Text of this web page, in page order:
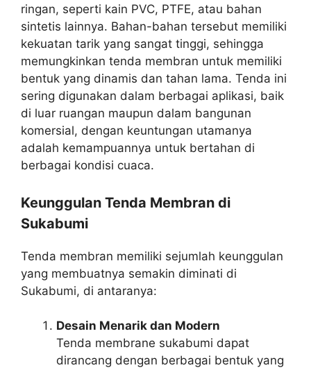
ringan, seperti kain PVC, PTFE, atau bahan
sintetis lainnya. Bahan-bahan tersebut memiliki
kekuatan tarik yang sangat tinggi, sehingga
memungkinkan tenda membran untuk memiliki
bentuk yang dinamis dan tahan lama. Tenda ini
sering digunakan dalam berbagai aplikasi, baik
di luar ruangan maupun dalam bangunan
komersial, dengan keuntungan utamanya
adalah kemampuannya untuk bertahan di
berbagai kondisi cuaca.
Keunggulan Tenda Membran di
Sukabumi
Tenda membran memiliki sejumlah keunggulan
yang membuatnya semakin diminati di
Sukabumi, di antaranya:
Desain Menarik dan Modern
Tenda membrane sukabumi dapat
dirancang dengan berbagai bentuk yang